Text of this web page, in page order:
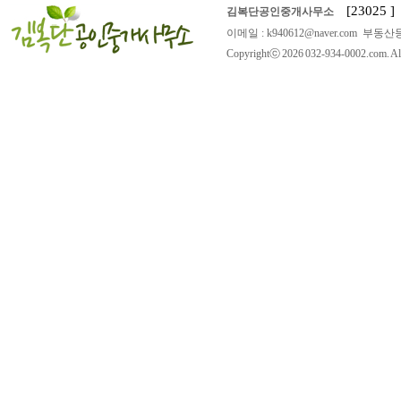
김복단공인중개사무소 [23025 ]
이메일 : k940612@naver.com 부동
Copyrightⓒ 2026 032-934-0002.com.